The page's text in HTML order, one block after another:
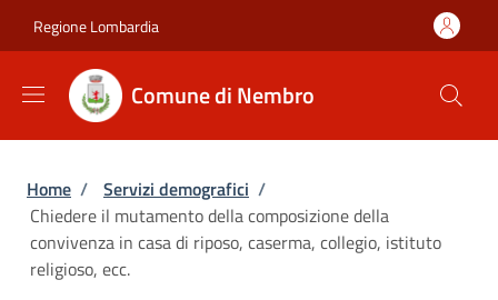
Regione Lombardia
Comune di Nembro
Briciole di pane
Home / Servizi demografici /
Chiedere il mutamento della composizione della
convivenza in casa di riposo, caserma, collegio, istituto
religioso, ecc.